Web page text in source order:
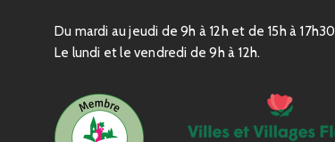
Du mardi au jeudi de 9h à 12h et de 15h à 17h30
Le lundi et le vendredi de 9h à 12h.